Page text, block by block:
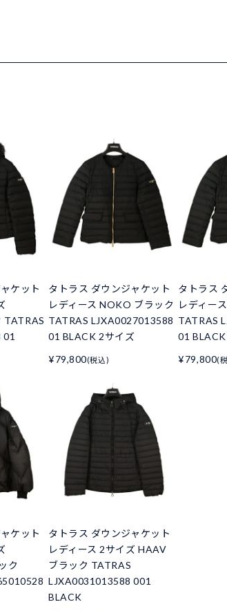
ケット
TATRAS
タトラス ダウンジャケット
レディース NOKO ブラック
TATRAS LJXA0027013588
01 BLACK 2サイズ
¥79,800(税込)
タトラス
レディー
TATRAS
01
¥79,800(
ケット
ク
タトラス ダウンジャケット
レディース 2サイズ HAAV
ブラック TATRAS
LJXA0031013588 001
BLACK